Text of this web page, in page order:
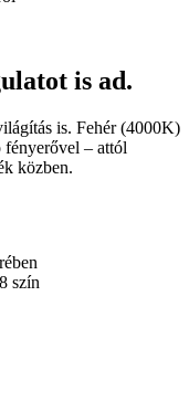
is ad.
is. Fehér (4000K)
– attól
közben.